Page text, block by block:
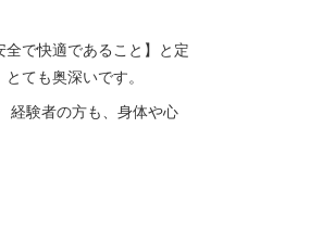
で快適であること】と定
ても奥深いです。
経験者の方も、身体や心